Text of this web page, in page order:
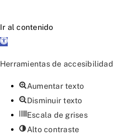
Ir al contenido
Abrir
de
herramientas
Herramientas de accesibilidad
Aumentar texto
Disminuir texto
Escala de grises
Alto contraste